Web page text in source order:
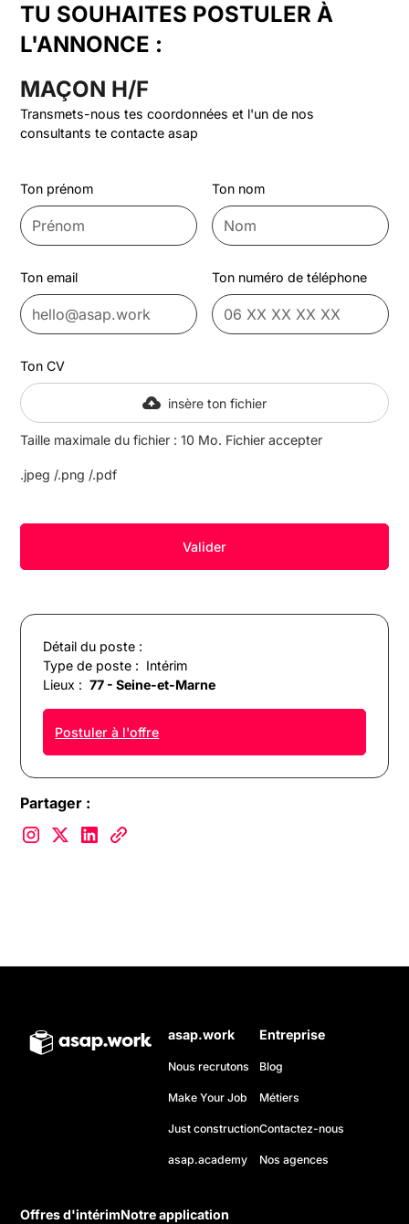
Détail du poste :
Type de poste : Intérim
Lieux : 77 - Seine-et-Marne
Postuler à l'offre
Partager :
TU SOUHAITES POSTULER À
L'ANNONCE :
MAÇON H/F
Transmets-nous tes coordonnées et l'un de nos
consultants te contacte asap
Ton prénom Ton nom
Ton email Ton numéro de téléphone
Ton CV
insère ton fichier
Taille maximale du fichier : 10 Mo. Fichier accepter
.jpeg /.png /.pdf
asap.work
Nous recrutons
Make Your Job
Just construction
asap.academy
Entreprise
Blog
Métiers
Contactez-nous
Nos agences
Offres d'intérimNotre application